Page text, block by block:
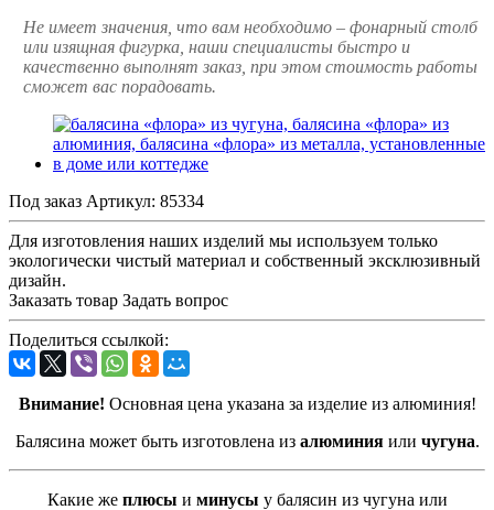
Не имеет значения, что вам необходимо – фонарный столб
или изящная фигурка, наши специалисты быстро и
качественно выполнят заказ, при этом стоимость работы
сможет вас порадовать.
Под заказ Артикул: 85334
Для изготовления наших изделий мы используем только
экологически чистый материал и собственный эксклюзивный
дизайн.
Заказать товар Задать вопрос
Поделиться ссылкой:
Внимание! Основная цена указана за изделие из алюминия!
Балясина может быть изготовлена из алюминияили чугуна.
Какие же плюсы и минусы у балясин из чугуна или